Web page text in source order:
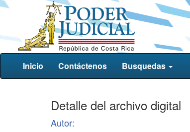
Inicio Contáctenos Busquedas
Detalle del archivo digital
Autor: